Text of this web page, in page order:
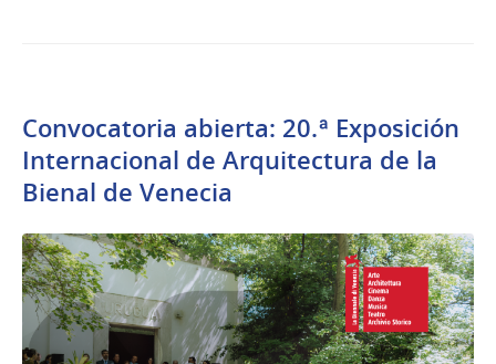
Convocatoria abierta: 20.ª Exposición
Internacional de Arquitectura de la
Bienal de Venecia